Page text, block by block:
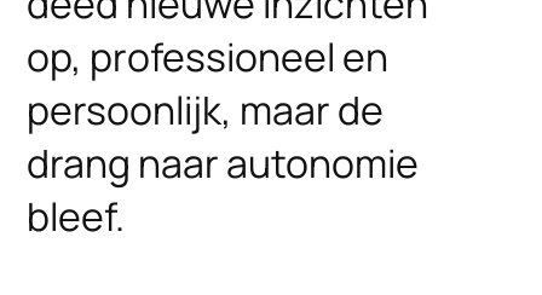
op, professioneel en
persoonlijk, maar de
drang naar autonomie
bleef.